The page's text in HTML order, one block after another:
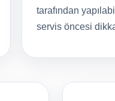
tarafından
servis öncesi